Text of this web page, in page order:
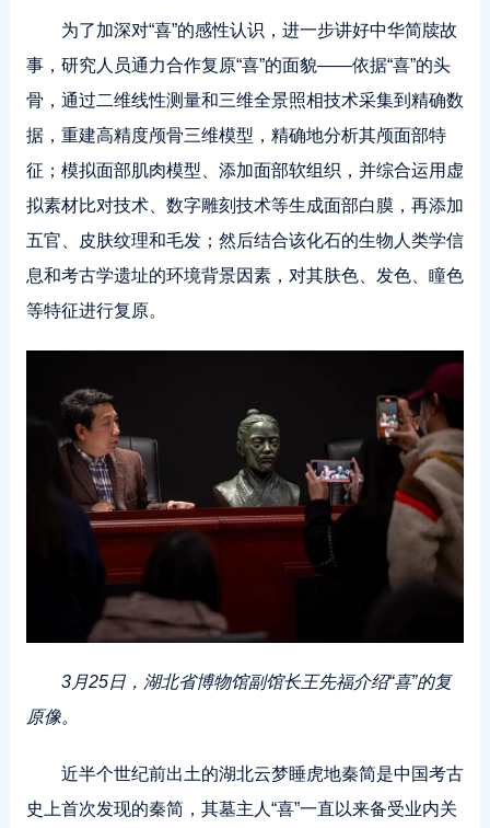
为了加深对“喜”的感性认识，进一步讲好中华简牍故
事，研究人员通力合作复原“喜”的面貌——依据“喜”的头
骨，通过二维线性测量和三维全景照相技术采集到精确数
据，重建高精度颅骨三维模型，精确地分析其颅面部特
征；模拟面部肌肉模型、添加面部软组织，并综合运用虚
拟素材比对技术、数字雕刻技术等生成面部白膜，再添加
五官、皮肤纹理和毛发；然后结合该化石的生物人类学信
息和考古学遗址的环境背景因素，对其肤色、发色、瞳色
等特征进行复原。
3月25日，湖北省博物馆副馆长王先福介绍“喜”的复
原像。
近半个世纪前出土的湖北云梦睡虎地秦简是中国考古
史上首次发现的秦简，其墓主人“喜”一直以来备受业内关